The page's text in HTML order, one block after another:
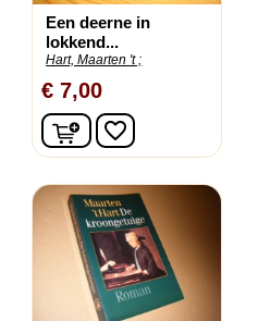
Een deerne in
lokkend...
Hart, Maarten 't ;
€ 7,00
In winkelwagen
favorite_border